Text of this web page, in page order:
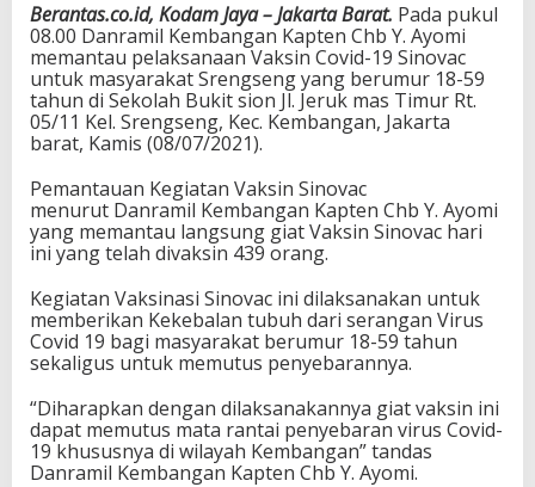
Berantas.co.id, Kodam Jaya – Jakarta Barat. Pada pukul
08.00 Danramil Kembangan Kapten Chb Y. Ayomi
memantau pelaksanaan Vaksin Covid-19 Sinovac
untuk masyarakat Srengseng yang berumur 18-59
tahun di Sekolah Bukit sion Jl. Jeruk mas Timur Rt.
05/11 Kel. Srengseng, Kec. Kembangan, Jakarta
barat, Kamis (08/07/2021).
Pemantauan Kegiatan Vaksin Sinovac
menurut Danramil Kembangan Kapten Chb Y. Ayomi
yang memantau langsung giat Vaksin Sinovac hari
ini yang telah divaksin 439 orang.
Kegiatan Vaksinasi Sinovac ini dilaksanakan untuk
memberikan Kekebalan tubuh dari serangan Virus
Covid 19 bagi masyarakat berumur 18-59 tahun
sekaligus untuk memutus penyebarannya.
“Diharapkan dengan dilaksanakannya giat vaksin ini
dapat memutus mata rantai penyebaran virus Covid-
19 khususnya di wilayah Kembangan” tandas
Danramil Kembangan Kapten Chb Y. Ayomi.